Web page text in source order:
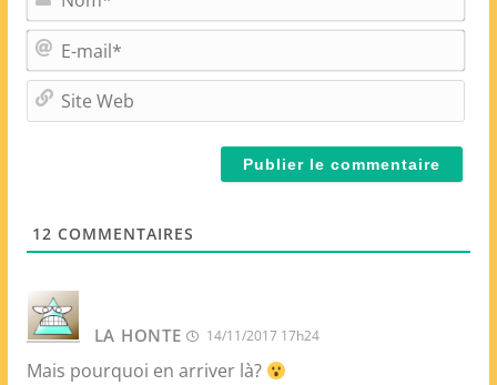
o
m
*
E
-
m
i
12 COMMENTAIRES
LA HONTE 14/11/2017 17h24
Mais pourquoi en arriver là?